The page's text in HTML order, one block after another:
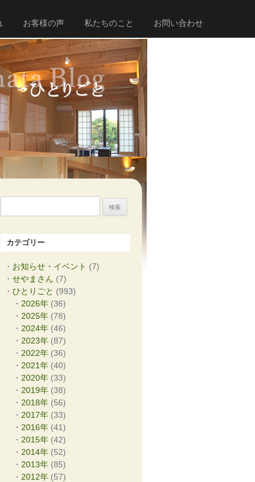
お客様の声 私たちのこと お問い合わせ
索:
カテゴリー
お知らせ・イベント (7)
せやまさん (7)
ひとりごと (993)
2026年 (36)
2025年 (78)
2024年 (46)
2023年 (87)
2022年 (36)
2021年 (40)
2020年 (33)
2019年 (38)
2018年 (56)
2017年 (33)
2016年 (41)
2015年 (42)
2014年 (52)
2013年 (85)
2012年 (57)